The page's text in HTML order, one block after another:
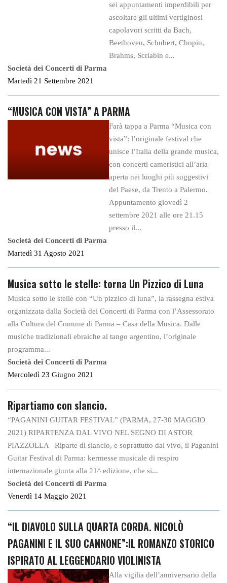
sei appuntamenti imperdibili per
ascoltare gli ultimi vertiginosi
capolavori scritti da Bach,
Beethoven, Schubert, Chopin,
Brahms, Scriabin e...
Società dei Concerti di Parma
Martedì 21 Settembre 2021
“MUSICA CON VISTA” A PARMA
Farà tappa a Parma “Musica con
vista”: l’originale festival che
unisce l’Italia della grande musica,
con concerti cameristici all’aria
aperta nei luoghi più suggestivi
del Paese, da Trento a Palermo.
Appuntamento giovedì 2
settembre 2021 alle ore 21.15
presso il...
Società dei Concerti di Parma
Martedì 31 Agosto 2021
Musica sotto le stelle: torna Un Pizzico di Luna
Musica sotto le stelle con “Un pizzico di luna”, la rassegna estiva
organizzata dalla Società dei Concerti di Parma con l’Assessorato
alla Cultura del Comune di Parma – Casa della Musica. Dalle
musiche tradizionali ebraiche al tango argentino, l’originale
programma...
Società dei Concerti di Parma
Mercoledì 23 Giugno 2021
Ripartiamo con slancio.
“PAGANINI GUITAR FESTIVAL” (PARMA, 27-30 MAGGIO
2021) RIPARTENZA DAL VIVO NEL SEGNO DI ASTOR
PIAZZOLLA Riparte di slancio, e soprattutto dal vivo, il Paganini
Guitar Festival di Parma: kermesse musicale di respiro
internazionale giunta alla 21^ edizione, che si...
Società dei Concerti di Parma
Venerdì 14 Maggio 2021
“IL DIAVOLO SULLA QUARTA CORDA. NICOLÒ
PAGANINI E IL SUO CANNONE”:IL ROMANZO STORICO
ISPIRATO AL LEGGENDARIO VIOLINISTA
Alla vigilia dell’anniversario della